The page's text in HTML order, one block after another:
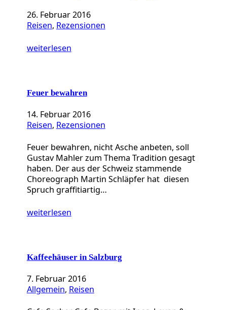
26. Februar 2016
Reisen, Rezensionen
weiterlesen
Feuer bewahren
14. Februar 2016
Reisen, Rezensionen
Feuer bewahren, nicht Asche anbeten, soll
Gustav Mahler zum Thema Tradition gesagt
haben. Der aus der Schweiz stammende
Choreograph Martin Schläpfer hat diesen
Spruch graffitiartig…
weiterlesen
Kaffeehäuser in Salzburg
7. Februar 2016
Allgemein, Reisen